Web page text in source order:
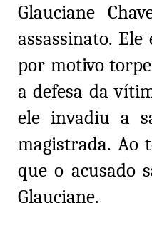
Glauciane
assassinato.
por motivo
a defesa da
ele invadiu a
magistrada. Ao
que o acusado
Glauciane.